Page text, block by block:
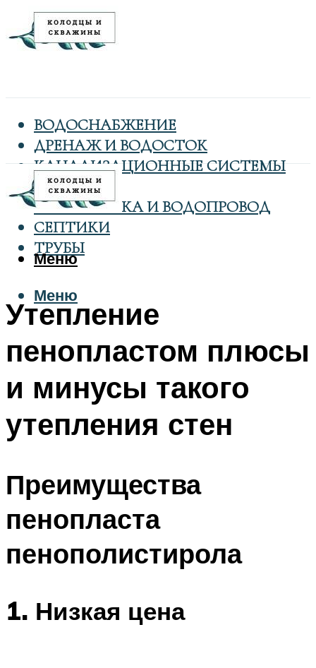
ВОДОСНАБЖЕНИЕ
ДРЕНАЖ И ВОДОСТОК
КАНАЛИЗАЦИОННЫЕ СИСТЕМЫ
КОЛОДЦЫ
САНТЕХНИКА И ВОДОПРОВОД
СЕПТИКИ
ТРУБЫ
Меню
Меню
Утепление
пенопластом плюсы
и минусы такого
утепления стен
Преимущества
пенопласта
пенополистирола
1. Низкая цена